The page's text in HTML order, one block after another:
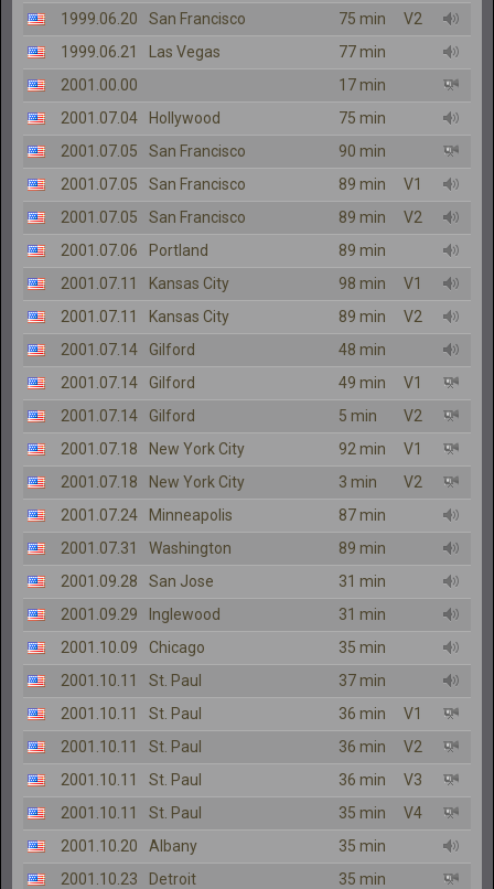
1999.06.20
San Francisco 75 min
V2
1999.06.21
Las Vegas
77 min
2001.00.00
17 min
2001.07.04
Hollywood
75 min
2001.07.05
San Francisco
90 min
2001.07.05
San Francisco 89 min
V1
2001.07.05
San Francisco 89 min
V2
2001.07.06
Portland
89 min
2001.07.11
Kansas City 98 min
V1
2001.07.11
Kansas City 89 min
V2
2001.07.14
Gilford
48 min
2001.07.14
Gilford 49 min
V1
2001.07.14
Gilford 5 min
V2
2001.07.18
New York City 92 min
V1
2001.07.18
New York City 3 min
V2
2001.07.24
Minneapolis
87 min
2001.07.31
Washington
89 min
2001.09.28
San Jose
31 min
2001.09.29
Inglewood
31 min
2001.10.09
Chicago
35 min
2001.10.11
St. Paul
37 min
2001.10.11
St. Paul 36 min
V1
2001.10.11
St. Paul 36 min
V2
2001.10.11
St. Paul 36 min
V3
2001.10.11
St. Paul 35 min
V4
2001.10.20
Albany
35 min
2001.10.23
Detroit
35 min